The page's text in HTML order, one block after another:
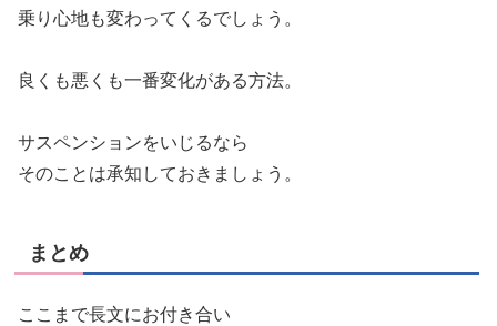
乗り心地も変わってくるでしょう。
良くも悪くも一番変化がある方法。
サスペンションをいじるなら
そのことは承知しておきましょう。
まとめ
ここまで長文にお付き合い